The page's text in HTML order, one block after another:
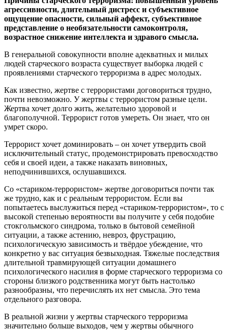
агрессивности, длительный дистресс и субъективное
ощущение опасности, сильный аффект, субъективное
представление о необязательности самоконтроля,
возрастное снижение интеллекта и здравого смысла.
В генеральной совокупности вполне адекватных и милых
людей старческого возраста существует выборка людей с
проявлениями старческого терроризма в адрес молодых.
Как известно, жертве с террористами договориться трудно,
почти невозможно. У жертвы с террористом разные цели.
Жертва хочет долго жить, желательно здоровой и
благополучной. Террорист готов умереть. Он знает, что он
умрет скоро.
Террорист хочет доминировать – он хочет утвердить свой
исключительный статус, продемонстрировать превосходство
себя и своей идеи, а также наказать виновных,
неподчинившихся, ослушавшихся.
Со «стариком-террористом» жертве договориться почти так
же трудно, как и с реальным террористом. Если вы
попытаетесь выслужиться перед «стариком-террористом», то с
высокой степенью вероятности вы получите у себя подобие
стокгольмского синдрома, только в бытовой семейной
ситуации, а также астению, невроз, фрустрацию,
психологическую зависимость и твёрдое убеждение, что
конкретно у вас ситуация безвыходная. Тяжелые последствия
длительной травмирующей ситуации домашнего
психологического насилия в форме старческого терроризма со
стороны близкого родственника могут быть настолько
разнообразны, что перечислять их нет смысла. Это тема
отдельного разговора.
В реальной жизни у жертвы старческого терроризма
значительно больше выходов, чем у жертвы обычного